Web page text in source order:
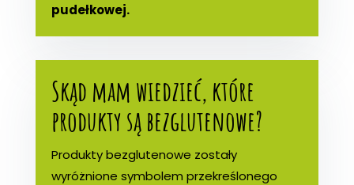
pudełkowej.
Skąd mam wiedzieć, które
produkty są bezglutenowe?
Produkty bezglutenowe zostały
wyróżnione symbolem przekreślonego